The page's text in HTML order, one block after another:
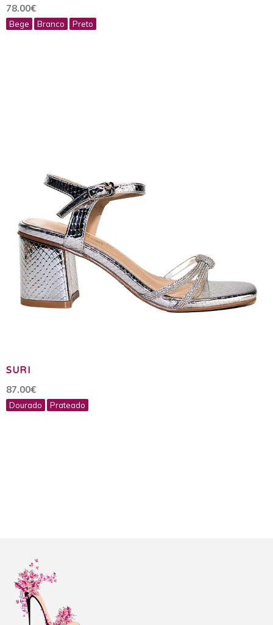
78.00€
Bege Branco Preto
SURI
87.00€
Dourado Prateado